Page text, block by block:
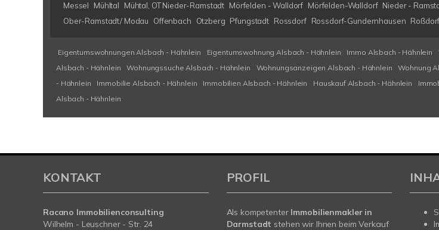
Messel
Mühltal Mühtal, OT Nieder-Ramstadt Mörfelden - Walldorf Mörfelden-Walldorf Nieder -
Ober-Ramstadt/ Modau
Offenbach Otzberg Pfungstadt Rossdorf Rossdorf-Gundernhausen Roßdorf
Eigentumswohnungen Alsbach - Hähnlein Eigentumswohnung Alsbach - Hähnlein Immo Alsbach - Hähnlein
Alsbach - Hähnlein
Wohnungssuche Alsbach - Hähnlein Wohnungsanzeigen Alsbach - Hähnlein Wohnung
- Hähnlein
Immobilie Alsbach - Hähnlein Immobilien Alsbach - Hähnlein Hauskauf Alsbach - Hähnlein
Alsbach - Hähnlein
KONTAKT
Racano Immobilienconsulting
Wilhelm - Leuschner - Str. 24
PROFIL
Als kompetenter Immobilienmakler in
Darmstadt stehen wir Ihnen beim Verkauf